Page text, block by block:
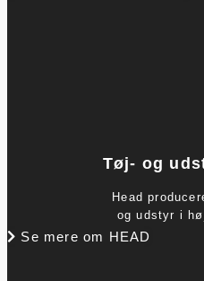
Tøj- og
Head
og udstyr i
Se mere om HEAD